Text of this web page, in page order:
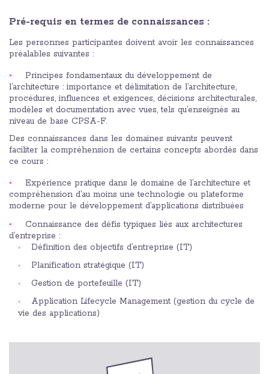
Pré-requis en termes de connaissances :
Les personnes participantes doivent avoir les connaissances
préalables suivantes :
Principes fondamentaux du développement de
l’architecture : importance et délimitation de l’architecture,
procédures, influences et exigences, décisions architecturales,
modèles et documentation avec vues, tels qu’enseignés au
niveau de base CPSA-F.
Des connaissances dans les domaines suivants peuvent
faciliter la compréhension de certains concepts abordés dans
ce cours :
Expérience pratique dans le domaine de l’architecture et
compréhension d’au moins une technologie ou plateforme
moderne pour le développement d’applications distribuées
Connaissance des défis typiques liés aux architectures
d’entreprise :
Définition des objectifs d’entreprise (IT)
Planification stratégique (IT)
Gestion de portefeuille (IT)
Application Lifecycle Management (gestion du cycle de
vie des applications)